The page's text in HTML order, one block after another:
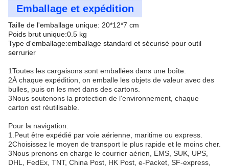
Emballage et expédition
Taille de l'emballage unique: 20*12*7 cm
Poids brut unique:0.5 kg
Type d'emballage:emballage standard et sécurisé pour outil
serrurier
1Toutes les cargaisons sont emballées dans une boîte.
2À chaque expédition, on emballe les objets de valeur avec des
bulles, puis on les met dans des cartons.
3Nous soutenons la protection de l'environnement, chaque
carton est réutilisable.
Pour la navigation:
1.Peut être expédié par voie aérienne, maritime ou express.
2Choisissez le moyen de transport le plus rapide et le moins cher.
3Nous prenons en charge le courrier aérien, EMS, SUK, UPS,
DHL, FedEx, TNT, China Post, HK Post, e-Packet, SF-express,